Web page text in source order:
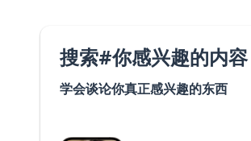
搜索#你感兴趣的内容
学会谈论你真正感兴趣的东西